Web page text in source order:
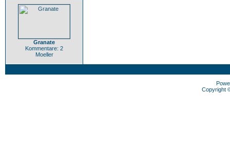
Granate
Kommentare: 2
Moeller
Copyright